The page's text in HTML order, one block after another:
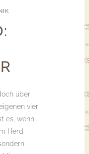
über
vier
es, wenn
Herd